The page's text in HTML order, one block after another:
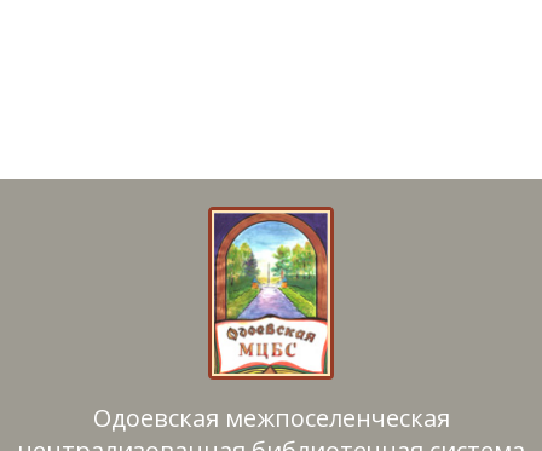
Одоевская межпоселенческая